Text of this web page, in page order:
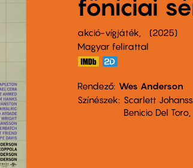
föníciai
akció-vígjáték
2025
Magyar felirattal
Rendező Wes Anderson
Színészek
Scarlett
Benicio Del Toro